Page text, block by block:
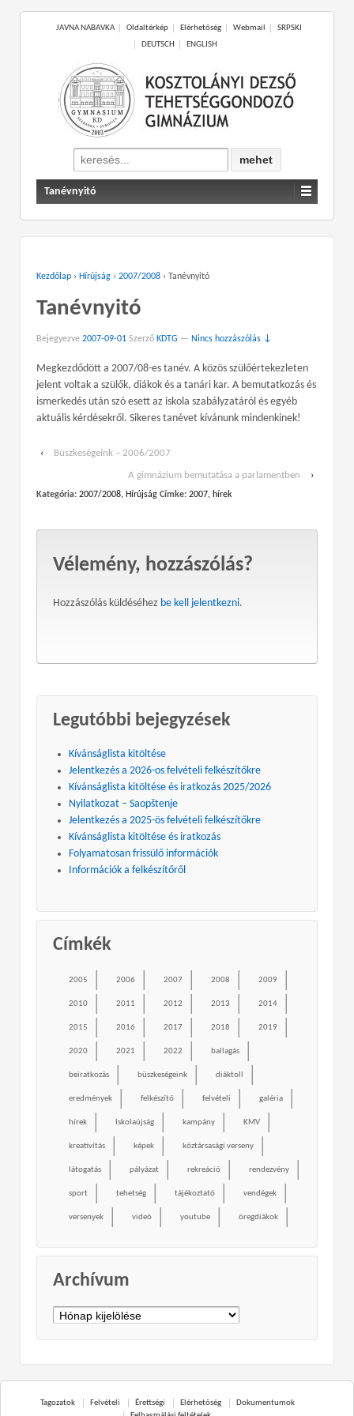
JAVNA NABAVKA Oldaltérkép Elérhetőség Webmail
SRPSKI
DEUTSCH
ENGLISH
Search
for:
Tanévnyitó
Kezdőlap › Hírújság › 2007/2008 › Tanévnyitó
Tanévnyitó
Bejegyezve 2007-09-01 Szerző KDTG — Nincs hozzászólás ↓
Megkezdődött a 2007/08-es tanév. A közös szülőértekezleten
jelent voltak a szülők, diákok és a tanári kar. A bemutatkozás és
ismerkedés után szó esett az iskola szabályzatáról és egyéb
aktuális kérdésekről. Sikeres tanévet kívánunk mindenkinek!
‹ Büszkeségeink – 2006/2007
A gimnázium bemutatása a parlamentben ›
Kategória: 2007/2008, Hírújság Címke: 2007, hírek
Vélemény, hozzászólás?
Hozzászólás küldéséhez be kell jelentkezni.
Legutóbbi bejegyzések
Kívánságlista kitöltése
Jelentkezés a 2026-os felvételi felkészítőkre
Kívánságlista kitöltése és iratkozás 2025/2026
Nyilatkozat – Saopštenje
Jelentkezés a 2025-ös felvételi felkészítőkre
Kívánságlista kitöltése és iratkozás
Folyamatosan frissülő információk
Információk a felkészítőről
Címkék
2005 2006 2007 2008 2009
2010 2011 2012 2013 2014
2015 2016 2017 2018 2019
2020 2021 2022 ballagás
beiratkozás büszkeségeink diáktoll
eredmények felkészítő felvételi galéria
hírek Iskolaújság kampány KMV
kreativítás képek köztársasági verseny
látogatás pályázat rekreáció rendezvény
sport tehetség tájékoztató vendégek
versenyek videó youtube öregdiákok
Archívum
Archívum
Tagozatok Felvételi Érettségi Elérhetőség
Dokumentumok